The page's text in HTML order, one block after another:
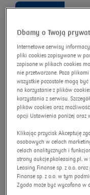
Iveco
Auction number:
New price
Dbamy o Twoją
Internetowe serwisy
pliki cookies zapisywane w
zapisane w plikach cookies
nie przetwarzane. Poza
wszystkie pozostałe mogą
na korzystanie z plików
korzystania z serwisu.
plików cookies oraz
opcji Ustawienia poniżej oraz
Klikając przycisk Akceptuję
osobowych w celach
celach analitycznych i
strony aukcje.pkoleasing.pl,
Leasing Finanse sp. z o.o.
Finanse sp. z o.o. w tym
Zgoda może być wycofana w